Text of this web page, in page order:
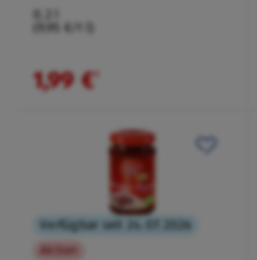
(9,95 €/1 l)
1,99 €¹
Verfügbar seit 24.07.2026
Aktion